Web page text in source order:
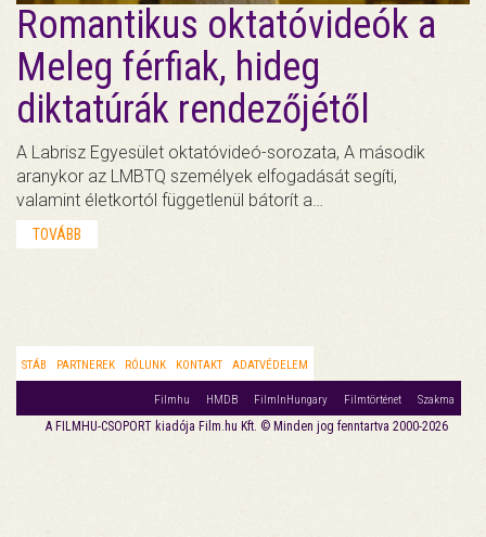
Romantikus oktatóvideók a
Meleg férfiak, hideg
diktatúrák rendezőjétől
A Labrisz Egyesület oktatóvideó-sorozata, A második
aranykor az LMBTQ személyek elfogadását segíti,
valamint életkortól függetlenül bátorít a…
TOVÁBB
STÁB PARTNEREK RÓLUNK KONTAKT ADATVÉDELEM
Filmhu HMDB FilmInHungary Filmtörténet Szakma
A FILMHU-CSOPORT kiadója Film.hu Kft. © Minden jog fenntartva 2000-2026